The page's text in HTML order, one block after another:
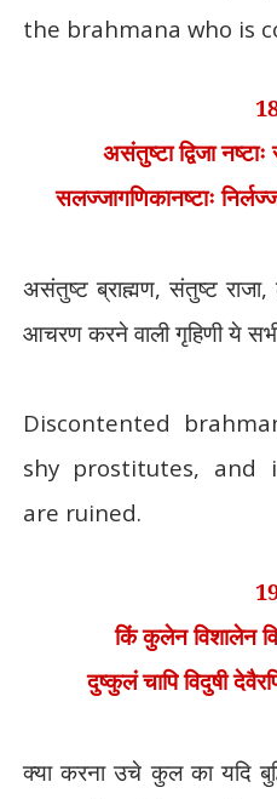
the brahmana who is
असंतुष्टा द्विजा
सलज्जागणिकानष्टाः
असंतुष्ट ब्राह्मण,संतुष्ट राजा,
आचरण करने वाली गृहिणी ये
Discontented
shy prostitutes, and
are ruined.
किं कुलेन विशालेन
दुष्कुलं चापि विदुषी
क्या करना उचे कुल का यदि